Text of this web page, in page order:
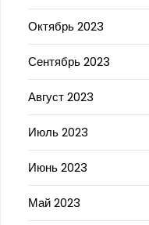
Октябрь 2023
Сентябрь 2023
Август 2023
Июль 2023
Июнь 2023
Май 2023